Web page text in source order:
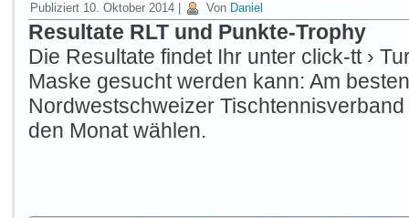
Publiziert 10. Oktober 2014 Von Daniel
Resultate RLT und Punkte-Trophy
Die Resultate findet Ihr unter click-tt ›
Maske gesucht werden kann: Am
Nordwestschweizer
den Monat wählen.